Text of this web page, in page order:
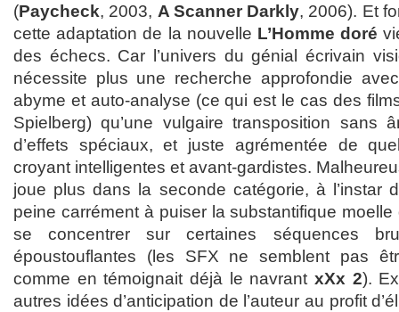
(Paycheck, 2003, A Scanner Darkly, 2006). Et
cette adaptation de la nouvelle L’Homme doré
des échecs. Car l’univers du génial écrivain
nécessite plus une recherche approfondie
abyme et auto-analyse (ce qui est le cas des
Spielberg) qu’une vulgaire transposition sans
d’effets spéciaux, et juste agrémentée de
croyant intelligentes et avant-gardistes.
joue plus dans la seconde catégorie, à l’instar
peine carrément à puiser la substantifique
se concentrer sur certaines séquences
époustouflantes (les SFX ne semblent pas
comme en témoignait déjà le navrant xXx 2).
autres idées d’anticipation de l’auteur au profit